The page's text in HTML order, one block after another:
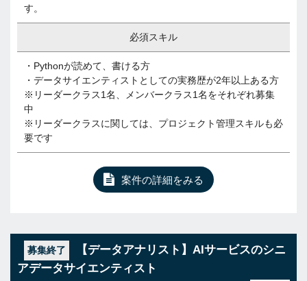
す。
必須スキル
・Pythonが読めて、書ける方
・データサイエンティストとしての実務歴が2年以上ある方
※リーダークラス1名、メンバークラス1名をそれぞれ募集
中
※リーダークラスに関しては、プロジェクト管理スキルも必
要です
案件の詳細をみる
募集終了
【データアナリスト】AIサービスのシニ
アデータサイエンティスト